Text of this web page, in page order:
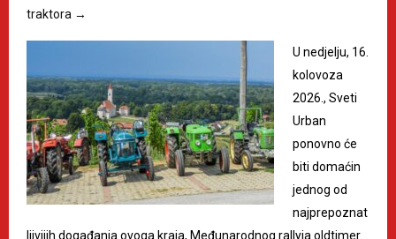
traktora →
U nedjelju, 16.
kolovoza
2026., Sveti
Urban
ponovno će
biti domaćin
jednog od
najprepoznat
ljivijih događanja ovoga kraja, Međunarodnog rallyja oldtimer…